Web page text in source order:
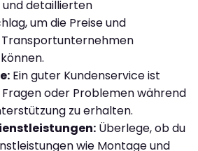
detaillierten
um die Preise und
Transportunternehmen
Ein guter Kundenservice ist
oder Problemen während
zu erhalten.
Überlege, ob du
wie Montage und